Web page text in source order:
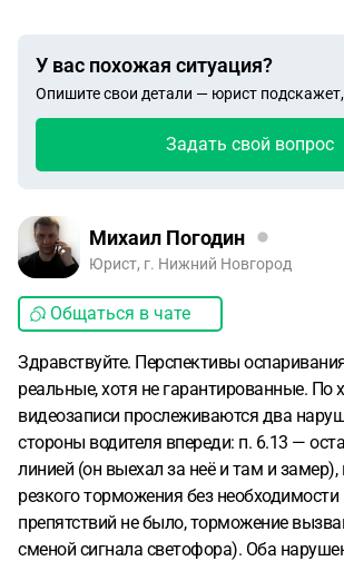
У вас похожая ситуация?
Опишите свои детали — юрист
Задать свой вопрос
Михаил Погодин
Юрист, г. Нижний Новгород
Общаться в чате
Здравствуйте. Перспективы
реальные, хотя не гарантированные. По
видеозаписи прослеживаются два
стороны водителя впереди: п. 6.13 —
линией (он выехал за неё и там и замер),
резкого торможения без необходимости
препятствий не было, торможение
сменой сигнала светофора). Оба